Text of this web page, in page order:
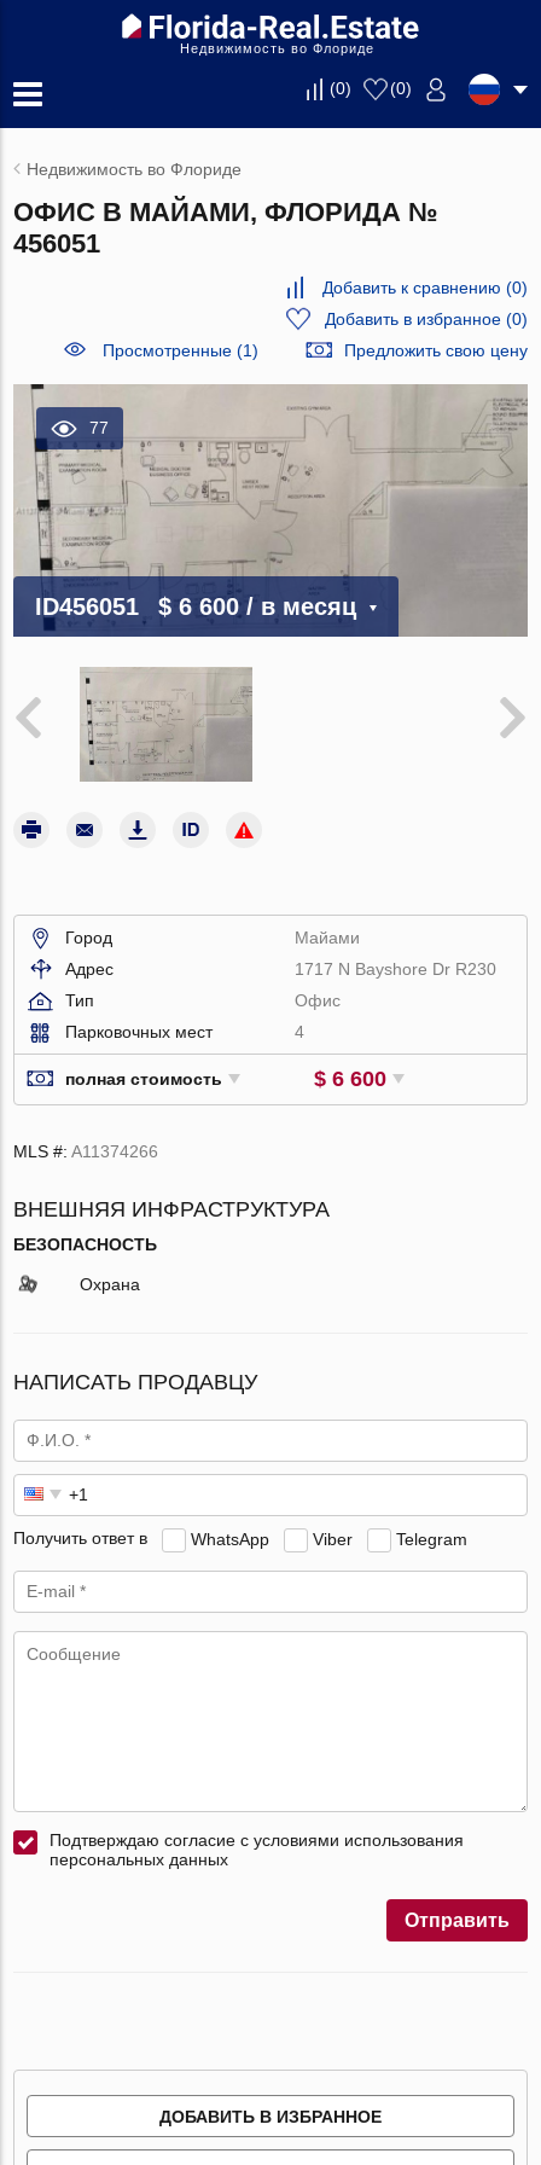
Недвижимость во Флориде
(0) (0)
Недвижимость во Флориде
ОФИС В МАЙАМИ, ФЛОРИДА №
456051
Добавить к сравнению (0)
Добавить в избранное(0)
Просмотренные (1)
Предложить свою цену
77
ID456051 $ 6 600/ в месяц
Город
Майами
Адрес
1717 N Bayshore Dr R230
Тип
Офис
Парковочных мест
4
полная стоимость $ 6 600
MLS #:A11374266
ВНЕШНЯЯ ИНФРАСТРУКТУРА
БЕЗОПАСНОСТЬ
Охрана
НАПИСАТЬ ПРОДАВЦУ
Получить ответ в WhatsApp Viber Telegram
Подтверждаю согласие с условиями использования
персональных данных
Отправить
ДОБАВИТЬ В ИЗБРАННОЕ